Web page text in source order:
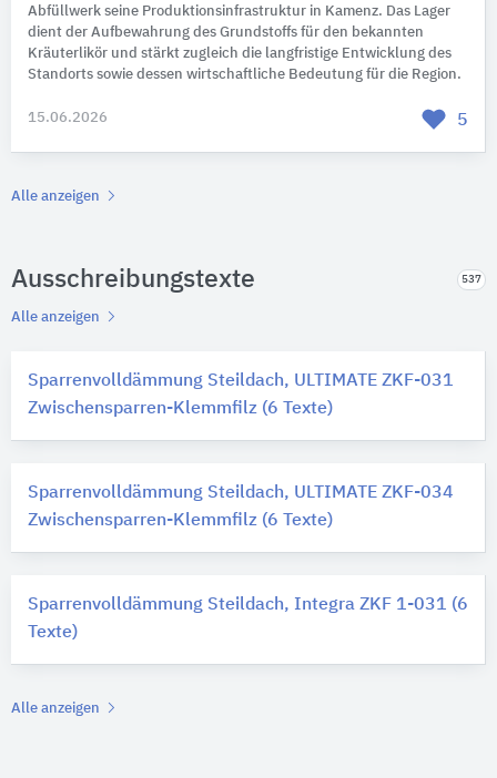
Abfüllwerk seine Produktionsinfrastruktur in Kamenz. Das Lager
dient der Aufbewahrung des Grundstoffs für den bekannten
Kräuterlikör und stärkt zugleich die langfristige Entwicklung des
Standorts sowie dessen wirtschaftliche Bedeutung für die Region.
15.06.2026 5
Alle anzeigen
Ausschreibungstexte 537
Alle anzeigen
Sparrenvolldämmung Steildach, ULTIMATE ZKF-031
Zwischensparren-Klemmfilz (6 Texte)
Sparrenvolldämmung Steildach, ULTIMATE ZKF-034
Zwischensparren-Klemmfilz (6 Texte)
Sparrenvolldämmung Steildach, Integra ZKF 1-031 (6
Texte)
Alle anzeigen